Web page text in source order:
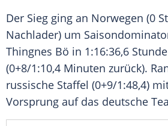
Der Sieg ging an Norwegen (0
Nachlader) um
Thingnes Bö in 1:16:36,6
(0+8/1:10,4 Minuten zurück).
russische Staffel (0+9/1:48,4)
Vorsprung auf das deutsche